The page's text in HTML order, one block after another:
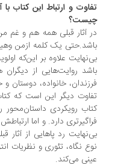
و ارتباط این کتاب با آثار
آثار قبلی همه‌ هم و غم من این
یک کلمه ازمن وهیچ‌کس
علاوه بر این‌که اولویت
روایت‌هایی از دیگران هم
خانواده، دوستان و حتی
دیگر این است که
رویکردی داستان‌محور را
دارد. و اما ارتباطش با
رد پاهایی از آثار قبلی را
نگاه، تئوری و نظریات
می‌کند.